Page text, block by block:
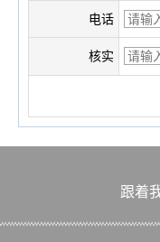
电话
核实
跟着